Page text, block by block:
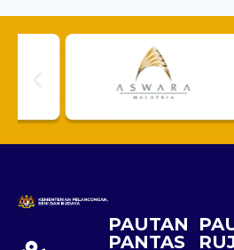
PAUTAN
PANTAS